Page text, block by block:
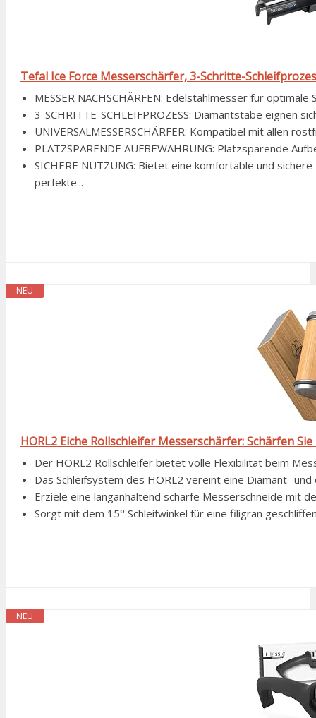
Tefal Ice Force Messerschärfer, 3-Schritte-
MESSER NACHSCHÄRFEN: Edelstahlmesser für
3-SCHRITTE-SCHLEIFPROZESS: Diamantstäbe eignen
UNIVERSALMESSERSCHÄRFER: Kompatibel mit allen
PLATZSPARENDE AUFBEWAHRUNG: Platzsparende
SICHERE NUTZUNG: Bietet eine komfortable und
perfekte...
NEU
HORL2 Eiche Rollschleifer Messerschärfer: Schärfen
Der HORL2 Rollschleifer bietet volle Flexibilität beim
Das Schleifsystem des HORL2 vereint eine Diamant-
Erziele eine langanhaltend scharfe Messerschneide mit
Sorgt mit dem 15° Schleifwinkel für eine filigran
NEU